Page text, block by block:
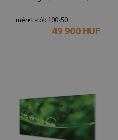
méret -tól: 100x50
49 900 HUF